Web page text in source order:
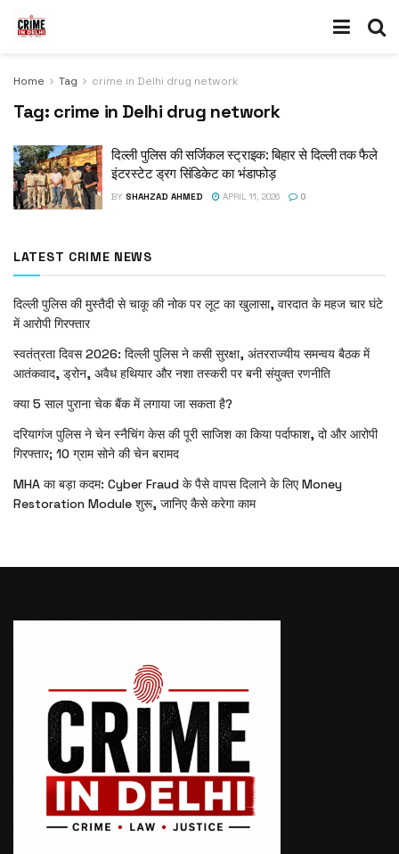
Home Tag crime in Delhi drug network
Tag: crime in Delhi drug network
दिल्ली पुलिस की सर्जिकल स्ट्राइक: बिहार से दिल्ली तक फैले
इंटरस्टेट ड्रग सिंडिकेट का भंडाफोड़
BY SHAHZAD AHMED APRIL 11, 2026 0
LATEST CRIME NEWS
दिल्ली पुलिस की मुस्तैदी से चाकू की नोक पर लूट का खुलासा, वारदात के महज चार घंटे
में आरोपी गिरफ्तार
स्वतंत्रता दिवस 2026: दिल्ली पुलिस ने कसी सुरक्षा, अंतरराज्यीय समन्वय बैठक में
आतंकवाद, ड्रोन, अवैध हथियार और नशा तस्करी पर बनी संयुक्त रणनीति
क्या 5 साल पुराना चेक बैंक में लगाया जा सकता है?
दरियागंज पुलिस ने चेन स्नैचिंग केस की पूरी साजिश का किया पर्दाफाश, दो और आरोपी
गिरफ्तार; 10 ग्राम सोने की चेन बरामद
MHA का बड़ा कदम: Cyber Fraud के पैसे वापस दिलाने के लिए Money
Restoration Module शुरू, जानिए कैसे करेगा काम